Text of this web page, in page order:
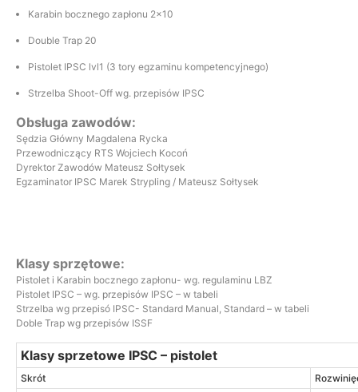
Karabin bocznego zapłonu 2×10
Double Trap 20
Pistolet IPSC lvl1 (3 tory egzaminu kompetencyjnego)
Strzelba Shoot-Off wg. przepisów IPSC
Obsługa zawodów:
Sędzia Główny Magdalena Rycka
Przewodniczący RTS Wojciech Kocoń
Dyrektor Zawodów Mateusz Sołtysek
Egzaminator IPSC Marek Strypling / Mateusz Sołtysek
Klasy sprzętowe:
Pistolet i Karabin bocznego zapłonu- wg. regulaminu LBZ
Pistolet IPSC – wg. przepisów IPSC – w tabeli
Strzelba wg przepisó IPSC- Standard Manual, Standard – w tabeli
Doble Trap wg przepisów ISSF
Klasy sprzetowe IPSC – pistolet
Skrót